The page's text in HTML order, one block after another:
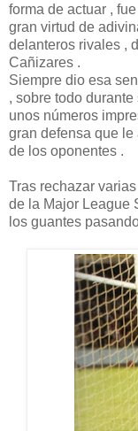
forma de actuar ,
gran virtud de
delanteros rivales ,
Cañizares .
Siempre dio esa
, sobre todo
unos números
gran defensa que le
de los oponentes .
Tras rechazar
de la Major League
los guantes